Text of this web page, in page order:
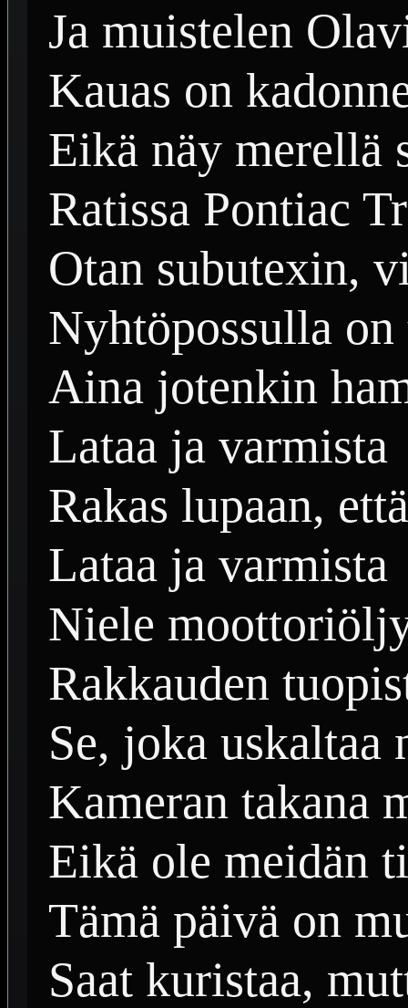
Ja muistelen
Kauas on
Eikä näy merellä
Ratissa Pontiac
Otan subutexin,
Nyhtöpossulla
Aina jotenkin
Lataa ja varmista
Rakas lupaan,
Lataa ja varmista
Niele
Rakkauden
Se, joka uskaltaa
Kameran takana
Eikä ole meidän
Tämä päivä on
Saat kuristaa,